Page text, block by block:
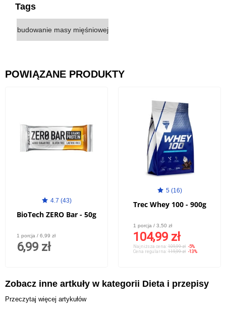
Tags
budowanie masy mięśniowej
POWIĄZANE PRODUKTY
4.7 (43)
BioTech ZERO Bar - 50g
1 porcja / 6,99 zł
6,99 zł
5 (16)
Trec Whey 100 - 900g
1 porcja / 3,50 zł
104,99 zł
Najniższa cena:109,99 zł -5%
Cena regularna:119,99 zł -13%
Zobacz inne artkuły w kategorii Dieta i przepisy
Przeczytaj więcej artykułów